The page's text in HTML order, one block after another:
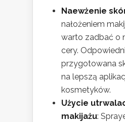
Naewżenie
nałożeniem
warto zadbać o
cery.
przygotowana
na lepszą
kosmetyków.
Użycie
makijażu: